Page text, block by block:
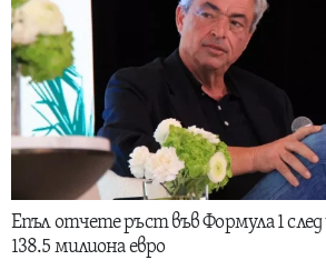
Епъл отчете ръст във Формула 1
138.5 милиона евро